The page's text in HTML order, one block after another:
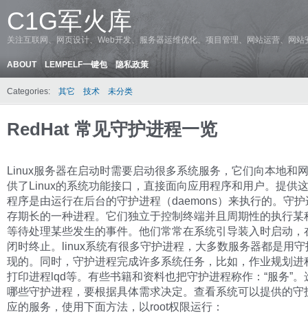
C1G军火库
关注互联网、网页设计、Web开发、服务器运维优化、项目管理、网站运营、网
ABOUT LEMPELF一键包 隐私政策
Categories: 其它 技术 未分类
RedHat 常见守护进程一览
Linux服务器在启动时需要启动很多系统服务，它们向本地和
供了Linux的系统功能接口，直接面向应用程序和用户。提供
程序是由运行在后台的守护进程（daemons）来执行的。守
存期长的一种进程。它们独立于控制终端并且周期性的执行某
等待处理某些发生的事件。他们常常在系统引导装入时启动，
闭时终止。linux系统有很多守护进程，大多数服务器都是用
现的。同时，守护进程完成许多系统任务，比如，作业规划进
打印进程lqd等。有些书籍和资料也把守护进程称作：“服务”。
哪些守护进程，要根据具体需求决定。查看系统可以提供的守
应的服务，使用下面方法，以root权限运行：